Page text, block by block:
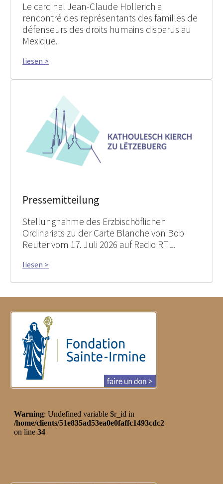
Le cardinal Jean-Claude Hollerich a
rencontré des représentants des familles de
défenseurs des droits humains disparus au
Mexique.
liesen >
Pressemitteilung
Stellungnahme des Erzbischöflichen
Ordinariats zu der Carte Blanche von Bob
Reuter vom 17. Juli 2026 auf Radio RTL.
liesen >